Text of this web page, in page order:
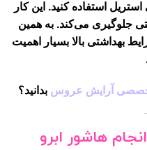
استفاده کنید. این کار
جلوگیری می‌کند. به همین
بهداشتی بالا بسیار اهمیت
آرایش عروس بدانید؟
هاشور ابرو